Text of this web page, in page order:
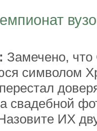
: Замечено,
символом
свадебной
ИХ